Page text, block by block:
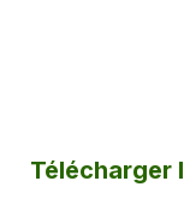
Télécharger